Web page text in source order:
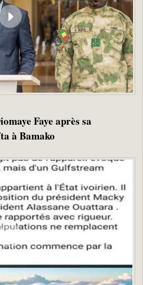
Faye après sa
à Bamako